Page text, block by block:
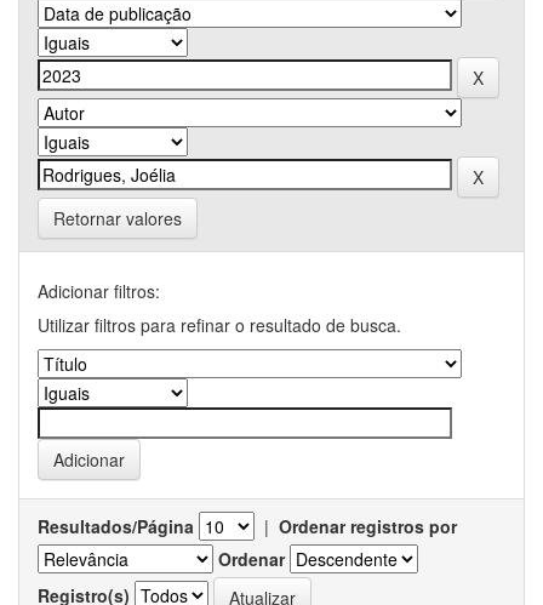
Retornar valores
Adicionar filtros:
Utilizar filtros para refinar o resultado de busca.
Resultados/Página | Ordenar registros por
Ordenar
Registro(s)